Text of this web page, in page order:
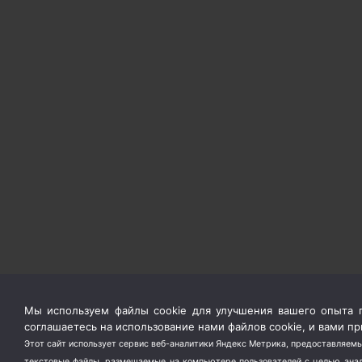
Мы используем файлы cookie для улучшения вашего опыта
соглашаетесь на использование нами файлов cookie, и вами
Этот сайт использует сервис веб-аналитики Яндекс Метрика,